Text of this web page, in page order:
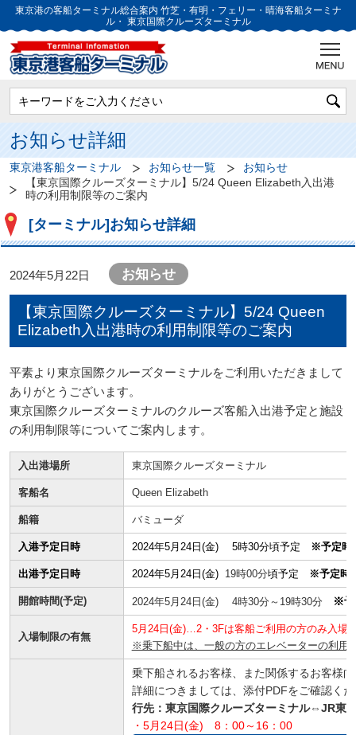
東京港の客船ターミナル総合案内 竹芝・有明・フェリー・晴海客船ターミナ
ル・ 東京国際クルーズターミナル
お知らせ詳細
東京港客船ターミナル お知らせ一覧
お知らせ
【東京国際クルーズターミナル】5/24 Queen Elizabeth入出港
時の利用制限等のご案内
[ターミナル]お知らせ詳細
2024年5月22日 お知らせ
【東京国際クルーズターミナル】5/24 Queen
Elizabeth入出港時の利用制限等のご案内
平素より東京国際クルーズターミナルをご利用いただきまして
ありがとうございます。
東京国際クルーズターミナルのクルーズ客船入出港予定と施設
の利用制限等についてご案内します。
入出港場所 東京国際クルーズターミナル
客船名 Queen Elizabeth
船籍 バミューダ
入港予定日時 2024年5月24日(金) 5時30分頃予定 ※予定時
出港予定日時 2024年5月24日(金) 19時00分頃予定 ※予定時
開館時間(予定) 2024年5月24日(金) 4時30分～19時30分 ※予
入場制限の有無
5月24日(金)…2・3Fは客船ご利用の方のみ入場
※乗下船中は、一般の方のエレベーターの利用
乗下船されるお客様、また関係するお客様
詳細につきましては、添付PDFをご確認く
行先：東京国際クルーズターミナル⇔JR東
・5月24日(金) 8：00～16：00